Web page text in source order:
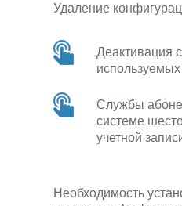
Удаление
Деактивация
Службы
системе
учетной
Необходимость